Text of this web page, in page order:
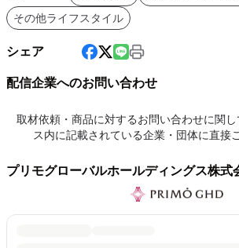
その他ライフスタイル
シェア
配信企業へのお問い合わせ
取材依頼・商品に対するお問い合わせに関
ス内に記載されている企業・団体に直接
プリモグローバルホールディングス株式